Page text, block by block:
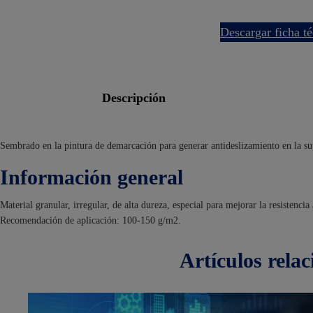
descargar ficha
descripción
Sembrado en la pintura de demarcación para generar antideslizamiento en la
Información general
Material granular, irregular, de alta dureza, especial para mejorar la
Recomendación de aplicación: 100-150 g/m2.
artículos